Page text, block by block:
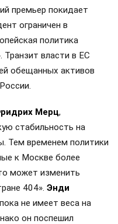
премьер покидает
ограничен в
политика
Транзит власти в ЕС
обещанных активов
Мерц,
стабильность на
Тем временем политики
к Москве более
может изменить
404». Энди
не имеет веса на
он поспешил